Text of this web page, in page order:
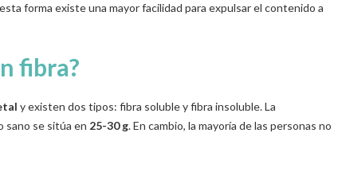
forma existe una mayor facilidad para expulsar el contenido a
fibra?
y existen dos tipos: fibra soluble y fibra insoluble. La
sano se sitúa en 25-30 g. En cambio, la mayoría de las personas no